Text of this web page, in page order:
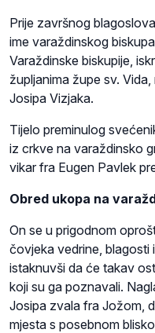
Prije završnog
ime varaždinskog
Varaždinske biskupije,
župljanima župe sv.
Josipa Vizjaka.
Tijelo preminulog
iz crkve na varaždinsko
vikar fra Eugen Pavlek
Obred ukopa na
On se u prigodnom
čovjeka vedrine, blagosti
istaknuvši da će takav
koji su ga poznavali.
Josipa zvala fra Jožom,
mjesta s posebnom